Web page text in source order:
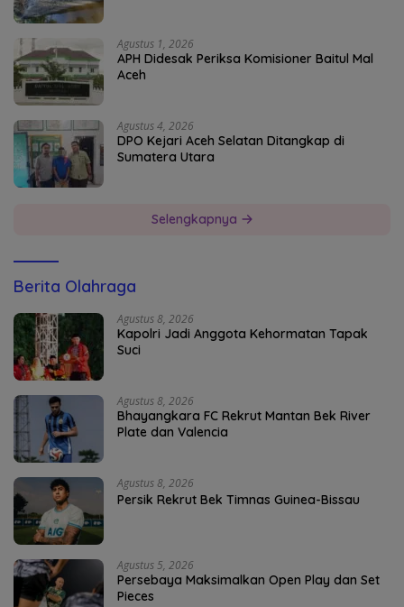
Agustus 1, 2026
APH Didesak Periksa Komisioner Baitul Mal
Aceh
Agustus 4, 2026
DPO Kejari Aceh Selatan Ditangkap di
Sumatera Utara
Selengkapnya
Berita Olahraga
Agustus 8, 2026
Kapolri Jadi Anggota Kehormatan Tapak
Suci
Agustus 8, 2026
Bhayangkara FC Rekrut Mantan Bek River
Plate dan Valencia
Agustus 8, 2026
Persik Rekrut Bek Timnas Guinea-Bissau
Agustus 5, 2026
Persebaya Maksimalkan Open Play dan Set
Pieces